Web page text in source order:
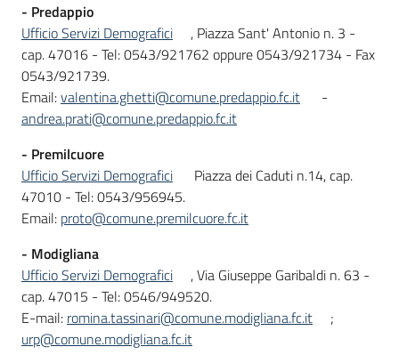
- Predappio
Ufficio Servizi Demografici
, Piazza Sant' Antonio n. 3 -
cap. 47016 - Tel: 0543/921762 oppure 0543/921734 - Fax
0543/921739.
Email:valentina.ghetti@comune.predappio.fc.it
-
andrea.prati@comune.predappio.fc.it
- Premilcuore
Ufficio Servizi Demografici
Piazza dei Caduti n.14, cap.
47010 - Tel: 0543/956945.
Email: proto@comune.premilcuore.fc.it
- Modigliana
Ufficio Servizi Demografici
, Via Giuseppe Garibaldi n. 63 -
cap. 47015 - Tel: 0546/949520.
E-mail: romina.tassinari@comune.modigliana.fc.it
;
urp@comune.modigliana.fc.it